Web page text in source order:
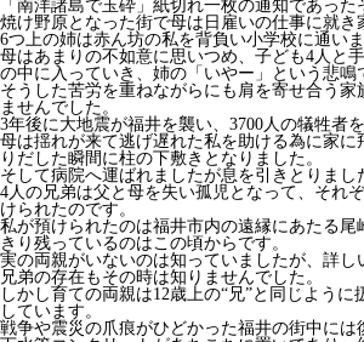
「南洋諸島で玉砕」紙切れ一枚の通知であった
焼け野原となった街で母は日雇いの仕事に就き
6つ上の姉は赤ん坊の私を背負い小学校に通いま
母はあまりの不如意に思いつめ、子ども4人と
の中に入っていき、姉の「いやー」という悲鳴
そうした苦労を重ねながらにも肩を寄せ合う家
ませんでした。
3年後に大地震が福井を襲い、3700人の犠牲者を
母は揺れが来て逃げ遅れた私を助ける為に家に
りだした瞬間に柱の下敷きとなりました。
そして病院へ運ばれましたが息を引きとりまし
4人の兄弟は父と母を失い孤児となって、それ
けられたのです。
私が預けられたのは福井市内の遠縁にあたる尾
きり残っているのはこの頃からです。
実の両親がいないのは知っていましたが、詳し
兄弟の存在もその時は知りませんでした。
しかし育ての両親は12歳上の“兄”と同じよう
しています。
戦争や震災の爪痕がひどかった福井の街中には